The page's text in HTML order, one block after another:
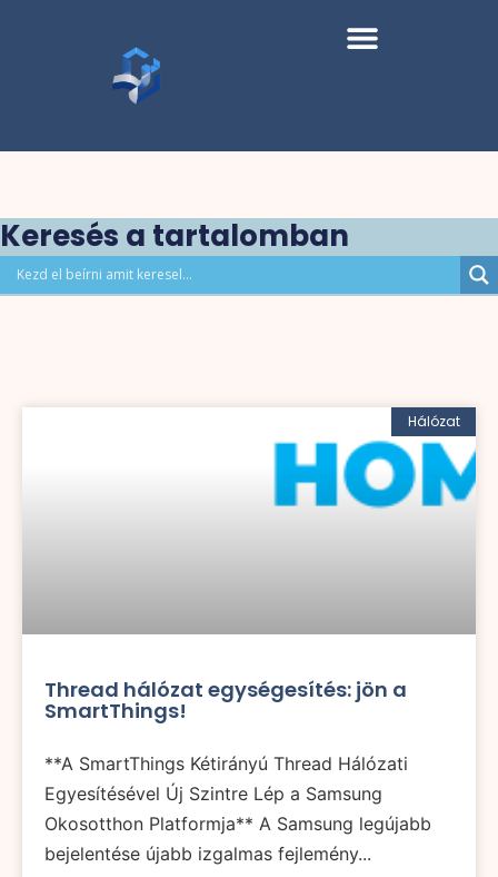
Keresés a tartalomban
Hálózat
Thread hálózat egységesítés: jön a
SmartThings!
**A SmartThings Kétirányú Thread Hálózati
Egyesítésével Új Szintre Lép a Samsung
Okosotthon Platformja** A Samsung legújabb
bejelentése újabb izgalmas fejlemény...